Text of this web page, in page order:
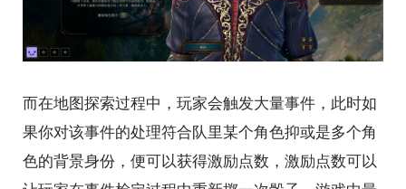
而在地图探索过程中，玩家会触发大量事件，此时如
果你对该事件的处理符合队里某个角色抑或是多个角
色的背景身份，便可以获得激励点数，激励点数可以